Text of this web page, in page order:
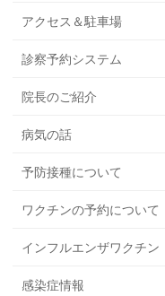
アクセス＆駐車場
診察予約システム
院長のご紹介
病気の話
予防接種について
ワクチンの予約について
インフルエンザワクチン
感染症情報